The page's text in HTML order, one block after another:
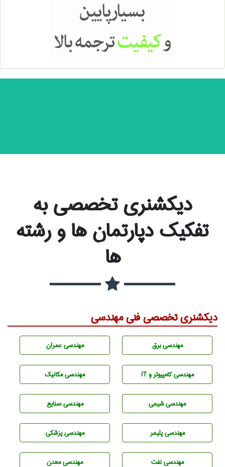
دیکشنری تخصصی به
تفکیک دپارتمان ها و رشته
ها
دیکشنری تخصصی فنی مهندسی
مهندسی برق مهندسی عمران
مهندسی كامپيوتر و IT مهندسی مکانیک
مهندسي شيمی مهندسی صنايع
مهندسی پليمر مهندسی پزشکی
مهندسی نفت مهندسی معدن